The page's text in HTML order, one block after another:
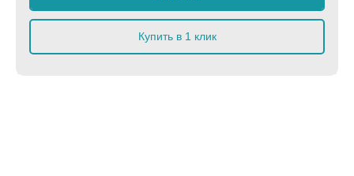
Купить в 1 клик